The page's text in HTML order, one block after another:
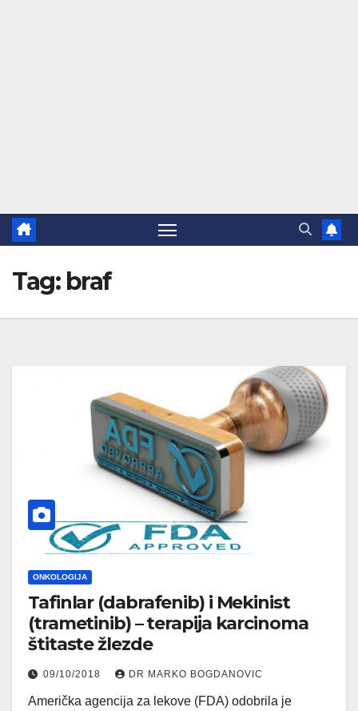
Tag: braf
ONKOLOGIJA
Tafinlar (dabrafenib) i Mekinist
(trametinib) – terapija karcinoma
štitaste žlezde
09/10/2018 DR MARKO BOGDANOVIC
Američka agencija za lekove (FDA) odobrila je